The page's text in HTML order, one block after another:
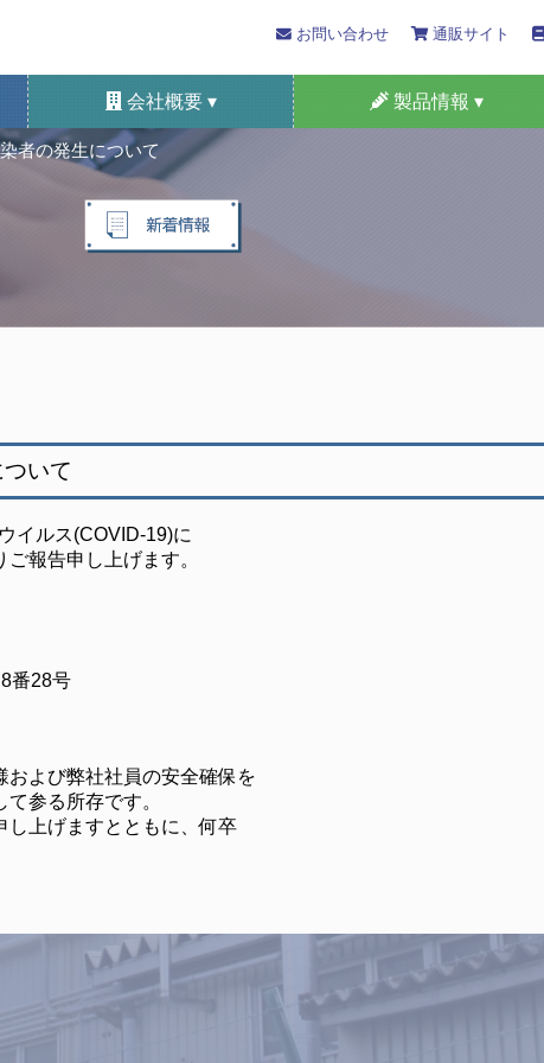
お問い合わせ 通販サイト
会社概要 ▾
概要
SDGsへの取り組み
健康経営宣言
検知管法の歴史
本支店所在地
会津光明
国際規格の認証等
採用情報
プライバシーポリシー
製品情報 ▾
者の発生について
いて
イルス(COVID-19)に
報告申し上げます。
28号
よび弊社社員の安全確保を
参る所存です。
し上げますとともに、何卒